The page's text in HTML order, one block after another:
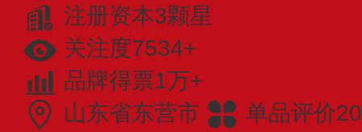
注册资本3颗星
关注度7534+
品牌得票1万+
山东省东营市
单品评价